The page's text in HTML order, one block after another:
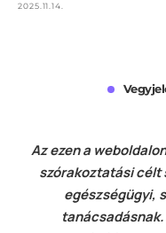
2025.11.14.
Az ezen a
szórakoztatási célt
egészségügyi,